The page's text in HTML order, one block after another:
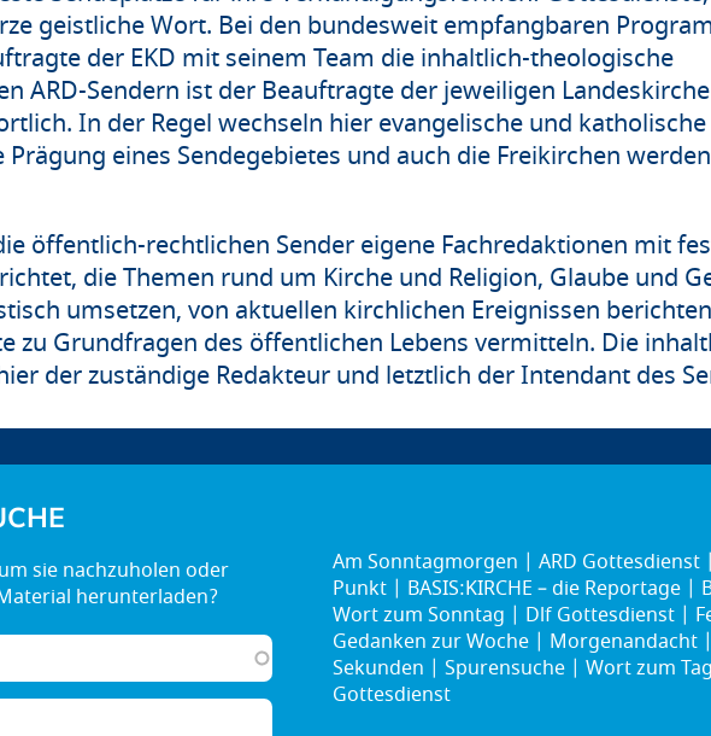
geistliche Wort. Bei den bundesweit empfangbaren
der EKD mit seinem Team die inhaltlich-theologische
ARD-Sendern ist der Beauftragte der jeweiligen
In der Regel wechseln hier evangelische und
eines Sendegebietes und auch die Freikirchen
öffentlich-rechtlichen Sender eigene Fachredaktionen mit
die Themen rund um Kirche und Religion, Glaube und
umsetzen, von aktuellen kirchlichen Ereignissen
zu Grundfragen des öffentlichen Lebens vermitteln. Die
der zuständige Redakteur und letztlich der Intendant des
Am Sonntagmorgen ARD Gottesdienst
Punkt
BASIS:KIRCHE – die Reportage
Wort zum Sonntag
Dlf Gottesdienst
Gedanken zur Woche
Morgenandacht
Sekunden
Spurensuche Wort zum
Gottesdienst